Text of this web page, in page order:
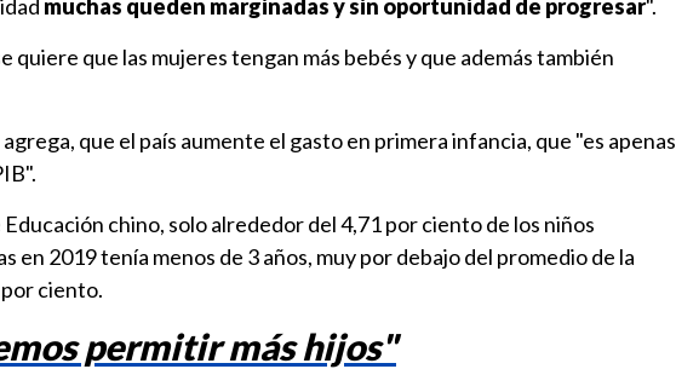
muchas queden marginadas y sin oportunidad de progresar".
quiere que las mujeres tengan más bebés y que además también
que el país aumente el gasto en primera infancia, que "es apenas
chino, solo alrededor del 4,71 por ciento de los niños
en 2019 tenía menos de 3 años, muy por debajo del promedio de la
ciento.
permitir más hijos"